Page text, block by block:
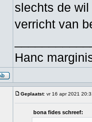
slechts de
verricht van
Hanc
Geplaatst: vr 16 apr 2021
bona fides schreef: